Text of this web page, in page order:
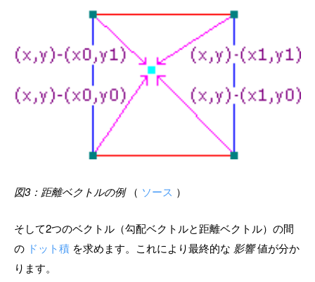
図3：距離ベクトルの例（ ソース ）
そして2つのベクトル（勾配ベクトルと距離ベクトル）の間
の ドット積 を求めます。これにより最終的な 影響値が分か
ります。